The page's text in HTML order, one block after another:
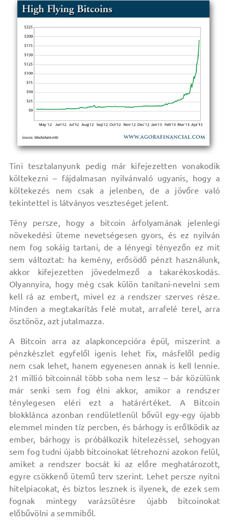
Tini tesztalanyunk pedig már kifejezetten vonakodik
költekezni – fájdalmasan nyilvánvaló ugyanis, hogy a
költekezés nem csak a jelenben, de a jövőre való
tekintettel is látványos veszteséget jelent.
Tény persze, hogy a bitcoin árfolyamának jelenlegi
növekedési üteme nevetségesen gyors, és ez nyilván
nem fog sokáig tartani, de a lényegi tényezőn ez mit
sem változtat: ha kemény, erősödő pénzt használunk,
akkor kifejezetten jövedelmező a takarékoskodás.
Olyannyira, hogy még csak külön tanítani-nevelni sem
kell rá az embert, mivel ez a rendszer szerves része.
Minden a megtakarítás felé mutat, arrafelé terel, arra
ösztönöz, azt jutalmazza.
A Bitcoin arra az alapkoncepcióra épül, miszerint a
pénzkészlet egyfelől igenis lehet fix, másfelől pedig
nem csak lehet, hanem egyenesen annak is kell lennie.
21 millió bitcoinnál több soha nem lesz – bár közülünk
már senki sem fog élni akkor, amikor a rendszer
ténylegesen eléri ezt a határértéket. A Bitcoin
blokklánca azonban rendületlenül bővül egy-egy újabb
elemmel minden tíz percben, és bárhogy is erőlködik az
ember, bárhogy is próbálkozik hitelezéssel, sehogyan
sem fog tudni újabb bitcoinokat létrehozni azokon felül,
amiket a rendszer bocsát ki az előre meghatározott,
egyre csökkenő ütemű terv szerint. Lehet persze nyitni
hitelpiacokat, és biztos lesznek is ilyenek, de ezek sem
fognak mintegy varázsütésre újabb bitcoinokat
előbűvölni a semmiből.